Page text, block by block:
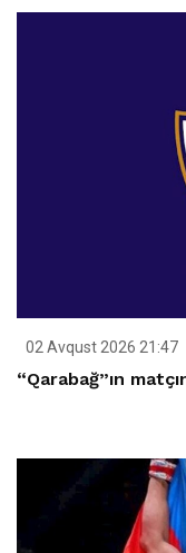
02 Avqust 2026 21:47
“Qarabağ”ın